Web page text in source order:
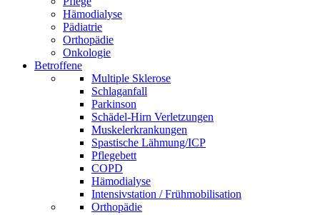
Hämodialyse
Pädiatrie
Orthopädie
Onkologie
Betroffene
Multiple Sklerose
Schlaganfall
Parkinson
Schädel-Hirn Verletzungen
Muskelerkrankungen
Spastische Lähmung/ICP
Pflegebett
COPD
Hämodialyse
Intensivstation / Frühmobilisation
Orthopädie